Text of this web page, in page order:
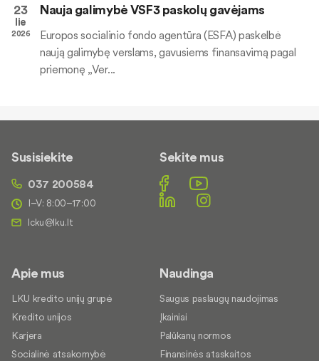
23
lie
2026
Nauja galimybė VSF3 paskolų gavėjams
Europos socialinio fondo agentūra (ESFA) paskelbė
naują galimybę verslams, gavusiems finansavimą pagal
priemonę „Ver...
Susisiekite
037 200584
I–V: 8:00–17:00
Sekite mus
Apie mus
LKU kredito unijų grupė
Kredito unijos
Karjera
Socialinė atsakomybė
Naudinga
Saugus paslaugų naudojimas
Įkainiai
Palūkanų normos
Finansinės ataskaitos